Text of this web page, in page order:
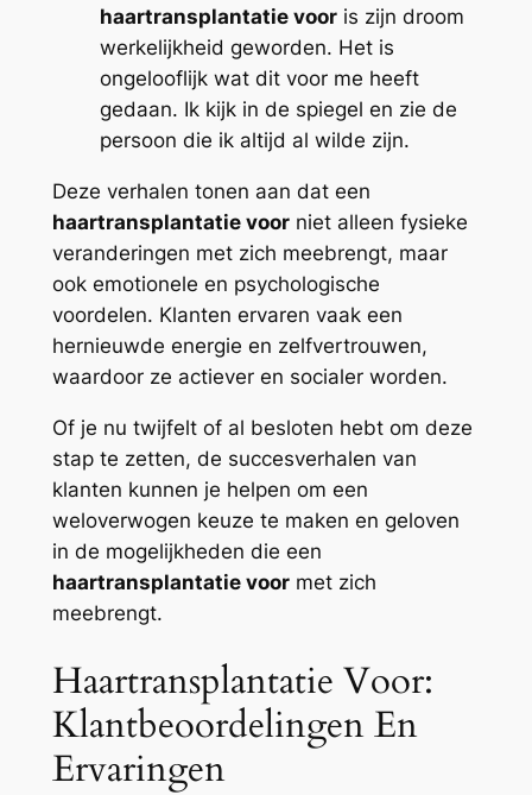
haartransplantatie vooris zijn droom
werkelijkheid geworden. Het is
ongelooflijk wat dit voor me heeft
gedaan. Ik kijk in de spiegel en zie de
persoon die ik altijd al wilde zijn.
Deze verhalen tonen aan dat een
haartransplantatie voorniet alleen fysieke
veranderingen met zich meebrengt, maar
ook emotionele en psychologische
voordelen. Klanten ervaren vaak een
hernieuwde energie en zelfvertrouwen,
waardoor ze actiever en socialer worden.
Of je nu twijfelt of al besloten hebt om deze
stap te zetten, de succesverhalen van
klanten kunnen je helpen om een
weloverwogen keuze te maken en geloven
in de mogelijkheden die een
haartransplantatie voormet zich
meebrengt.
Haartransplantatie Voor:
Klantbeoordelingen En
Ervaringen